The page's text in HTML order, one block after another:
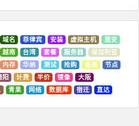
域名 菲律宾 安装 虚拟主机
雅安
越南 台湾 套餐 服务器
保加利亚
内存 华纳 测试 抢购 备案
节点
阳 计费 半价 镜像
大阪
青果 网络 数据库 宿迁 直达